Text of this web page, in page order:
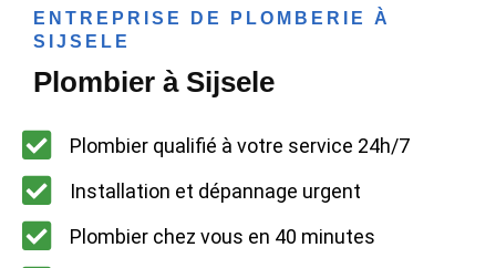
ENTREPRISE DE PLOMBERIE À
SIJSELE
Plombier à Sijsele
Plombier qualifié à votre service 24h/7
Installation et dépannage urgent
Plombier chez vous en 40 minutes